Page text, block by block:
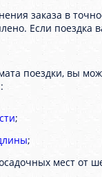
заказа в
Если поездка
поездки, вы
;
;
мест от